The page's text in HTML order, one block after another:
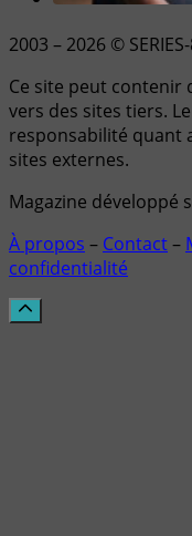
2003 – 2026 ©
Ce site peut contenir
vers des sites tiers.
responsabilité quant
sites externes.
Magazine développé
À propos – Contact–
confidentialité